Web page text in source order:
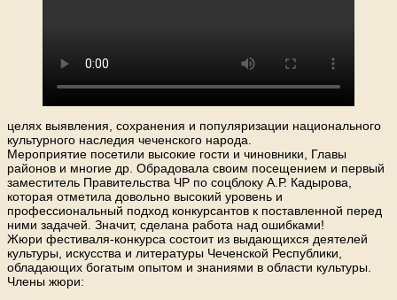
целях выявления, сохранения и популяризации национального
культурного наследия чеченского народа.
Мероприятие посетили высокие гости и чиновники, Главы
районов и многие др. Обрадовала своим посещением и первый
заместитель Правительства ЧР по соцблоку А.Р. Кадырова,
которая отметила довольно высокий уровень и
профессиональный подход конкурсантов к поставленной перед
ними задачей. Значит, сделана работа над ошибками!
Жюри фестиваля-конкурса состоит из выдающихся деятелей
культуры, искусства и литературы Чеченской Республики,
обладающих богатым опытом и знаниями в области культуры.
Члены жюри: